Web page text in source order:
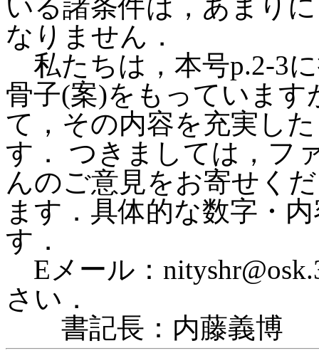
いる諸条件は，あまり
なりません．
私たちは，本号p.2-3
骨子(案)をもっていま
て，その内容を充実し
す． つきましては，フ
んのご意見をお寄せく
ます．具体的な数字・
す．
Eメール：
さい．
書記長：内藤義博